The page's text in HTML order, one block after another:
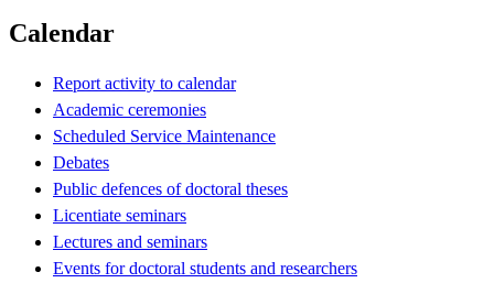
Calendar
Report activity to calendar
Academic ceremonies
Scheduled Service Maintenance
Debates
Public defences of doctoral theses
Licentiate seminars
Lectures and seminars
Events for doctoral students and researchers